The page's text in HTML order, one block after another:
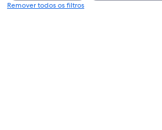
Remover todos os filtros